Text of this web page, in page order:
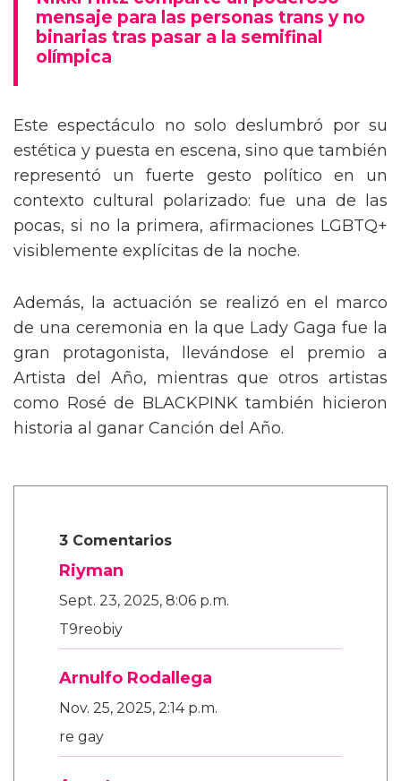
Nikki Hiltz comparte un poderoso
mensaje para las personas trans y no
binarias tras pasar a la semifinal
olímpica
Este espectáculo no solo deslumbró por su
estética y puesta en escena, sino que también
representó un fuerte gesto político en un
contexto cultural polarizado: fue una de las
pocas, si no la primera, afirmaciones LGBTQ+
visiblemente explícitas de la noche.
Además, la actuación se realizó en el marco
de una ceremonia en la que Lady Gaga fue la
gran protagonista, llevándose el premio a
Artista del Año, mientras que otros artistas
como Rosé de BLACKPINK también hicieron
historia al ganar Canción del Año.
Riyman
Arnulfo Rodallega